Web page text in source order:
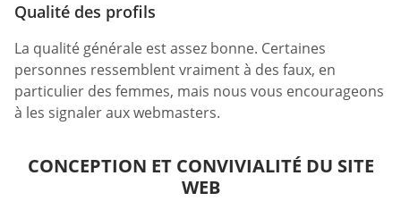
Qualité des profils
La qualité générale est assez bonne. Certaines
personnes ressemblent vraiment à des faux, en
particulier des femmes, mais nous vous encourageons
à les signaler aux webmasters.
CONCEPTION ET CONVIVIALITÉ DU SITE
WEB